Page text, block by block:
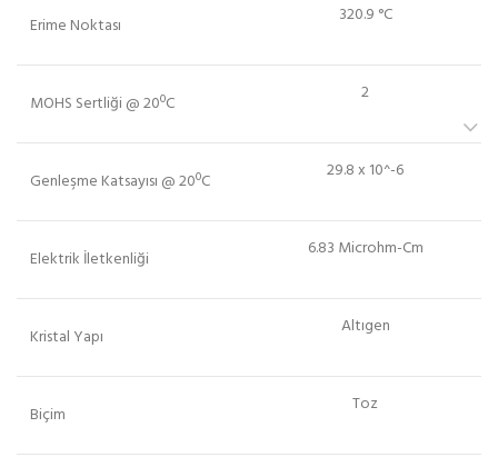
Erime Noktası 320.9 °C
MOHS Sertliği @ 20ºC 2
Genleşme Katsayısı @ 20ºC 29.8 x 10^-6
Elektrik İletkenliği 6.83 Microhm-Cm
Kristal Yapı Altıgen
Biçim Toz